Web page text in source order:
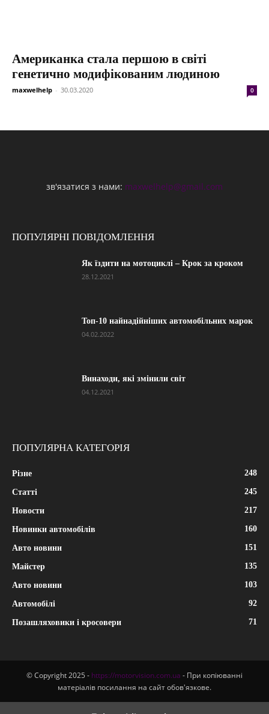
Американка стала першою в світі
генетично модифікованим людиною
maxwelhelp - 30.03.2020 0
зв'язатися з нами: maxwelhelp@gmail.com
ПОПУЛЯРНІ ПОВІДОМЛЕННЯ
Як їздити на мотоциклі – Крок за кроком
28.12.2021
Топ-10 найнадійніших автомобільних марок
04.02.2022
Винаходи, які змінили світ
04.12.2021
ПОПУЛЯРНА КАТЕГОРІЯ
Різне 248
Статті 245
Новости 217
Новинки автомобілів 160
Авто новини 151
Майстер 135
Авто новини 103
Автомобілі 92
Позашляховики і кросовери 71
© Copyright 2025 - https://motorvision.com.ua - При копіюванні
матеріалів посилання на сайт обов'язкове.